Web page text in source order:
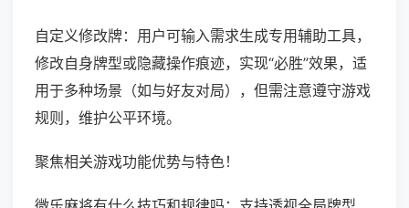
自定义修改牌：用户可输入需求生成专用辅助工具，
修改自身牌型或隐藏操作痕迹，实现“必胜”效果，适
用于多种场景（如与好友对局），但需注意遵守游戏
规则，维护公平环境。
聚焦相关游戏功能优势与特色！